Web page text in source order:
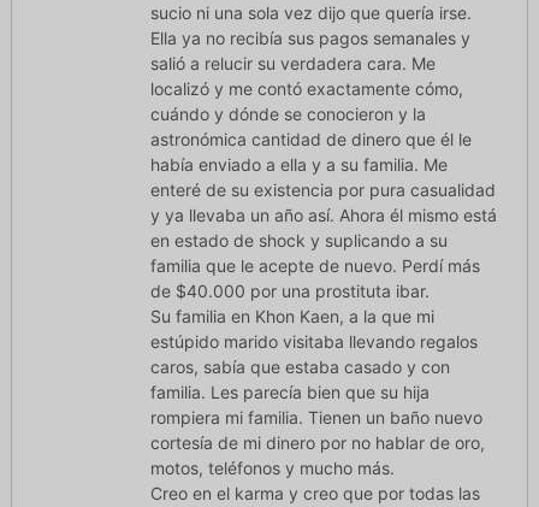
sucio ni una sola vez dijo que quería irse.
Ella ya no recibía sus pagos semanales y
salió a relucir su verdadera cara. Me
localizó y me contó exactamente cómo,
cuándo y dónde se conocieron y la
astronómica cantidad de dinero que él le
había enviado a ella y a su familia. Me
enteré de su existencia por pura casualidad
y ya llevaba un año así. Ahora él mismo está
en estado de shock y suplicando a su
familia que le acepte de nuevo. Perdí más
de $40.000 por una prostituta ibar.
Su familia en Khon Kaen, a la que mi
estúpido marido visitaba llevando regalos
caros, sabía que estaba casado y con
familia. Les parecía bien que su hija
rompiera mi familia. Tienen un baño nuevo
cortesía de mi dinero por no hablar de oro,
motos, teléfonos y mucho más.
Creo en el karma y creo que por todas las